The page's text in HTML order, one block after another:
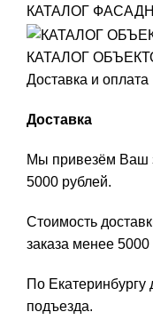
КАТАЛОГ
КАТАЛОГ
Доставка и оплата
Доставка
Мы привезём Ваш
5000 рублей.
Стоимость
заказа менее 5000
По Екатеринбургу
подъезда.